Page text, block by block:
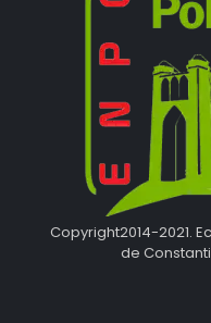
Copyright2014-2021.
de